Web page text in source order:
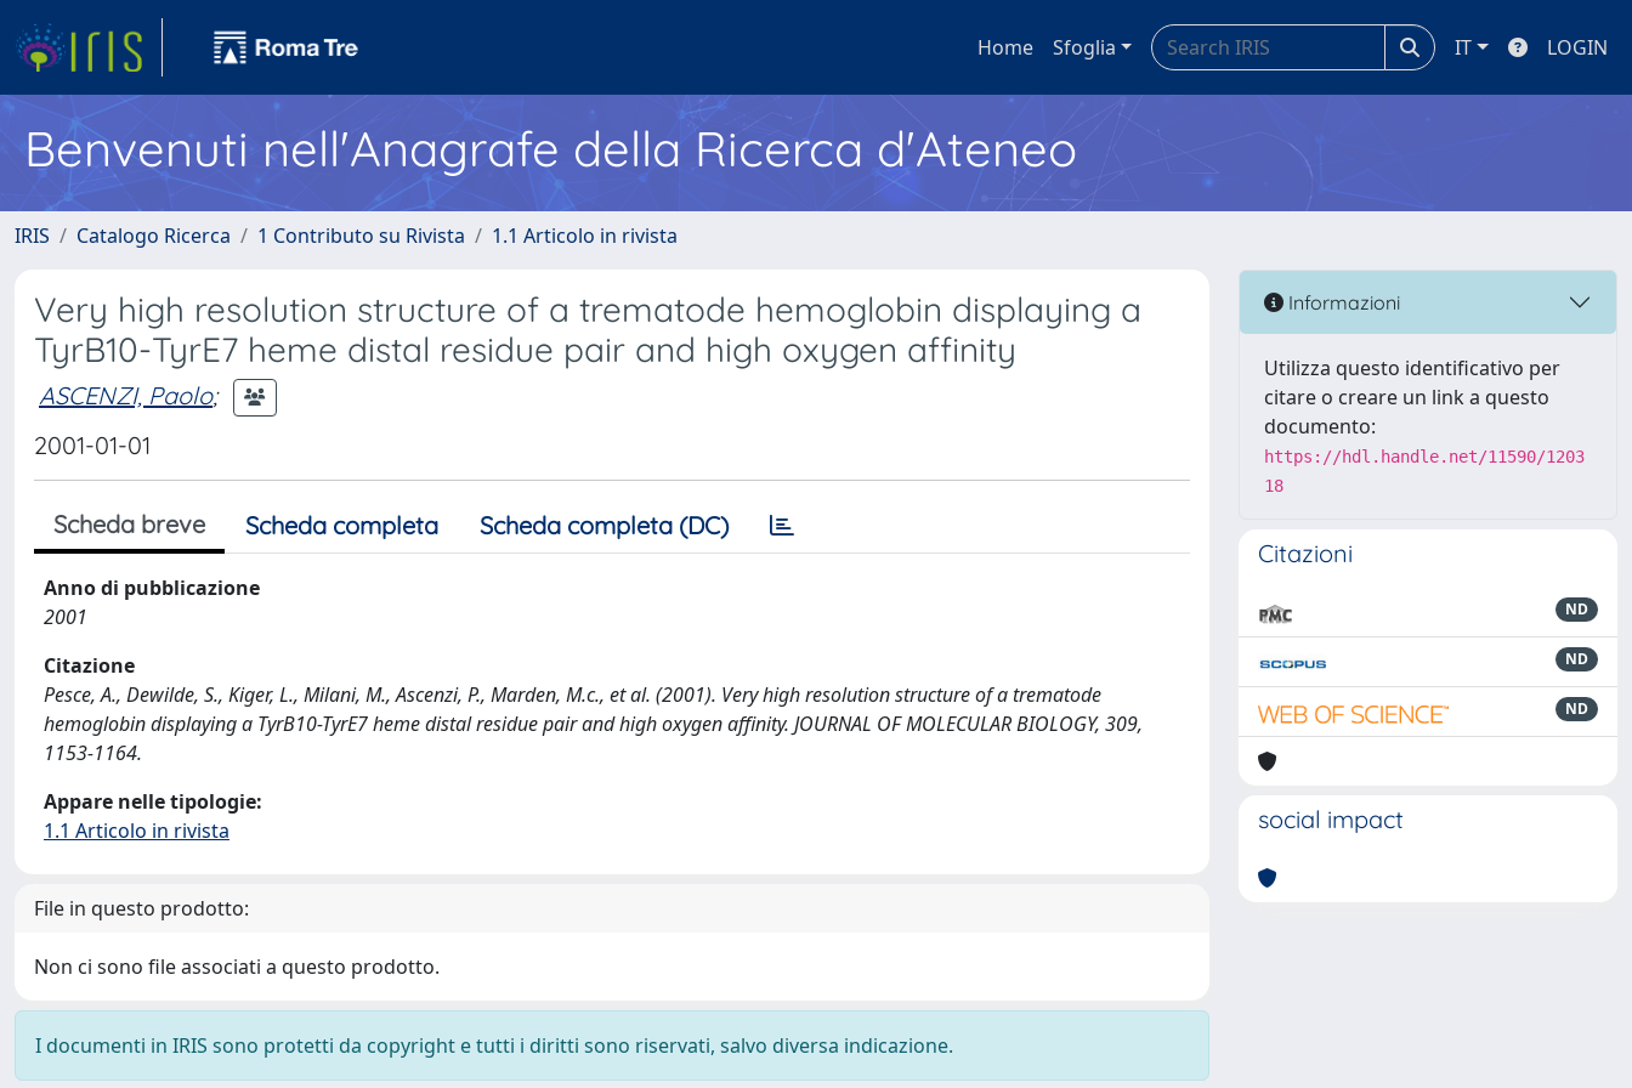
Home Sfoglia IT LOGIN
Benvenuti nell'Anagrafe della Ricerca d'Ateneo
IRIS Catalogo Ricerca 1 Contributo su Rivista 1.1 Articolo in rivista
Very high resolution structure of a trematode hemoglobin displaying a
TyrB10-TyrE7 heme distal residue pair and high oxygen affinity
ASCENZI, Paolo;
2001-01-01
Scheda breve Scheda completa Scheda completa (DC)
Anno di pubblicazione
2001
Citazione
Pesce, A., Dewilde, S., Kiger, L., Milani, M., Ascenzi, P., Marden, M.c., et al. (2001). Very high resolution structure of a trematode
hemoglobin displaying a TyrB10-TyrE7 heme distal residue pair and high oxygen affinity. JOURNAL OF MOLECULAR BIOLOGY, 309,
1153-1164.
Appare nelle tipologie:
1.1 Articolo in rivista
File in questo prodotto:
Non ci sono file associati a questo prodotto.
I documenti in IRIS sono protetti da copyright e tutti i diritti sono riservati, salvo diversa indicazione.
Informazioni
Utilizza questo identificativo per
citare o creare un link a questo
documento:
https://hdl.handle.net/11590/1203
18
Citazioni
ND
ND
ND
social impact